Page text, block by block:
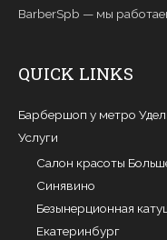
BarberSpb — мы
QUICK LINKS
Барбершоп у метро
Услуги
Салон красоты
Синявино
Безынерционная
Екатеринбург